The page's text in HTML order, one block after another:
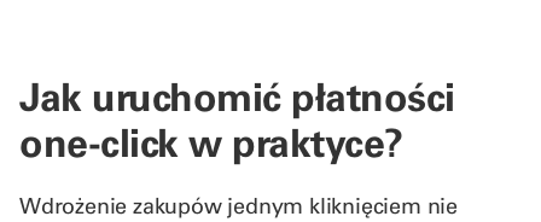
Jak uruchomić płatności
one-click w praktyce?
Wdrożenie zakupów jednym kliknięciem nie